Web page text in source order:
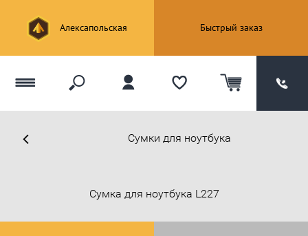
Алексапольская Быстрый заказ
Сумки для ноутбука
Cумка для ноутбука L227